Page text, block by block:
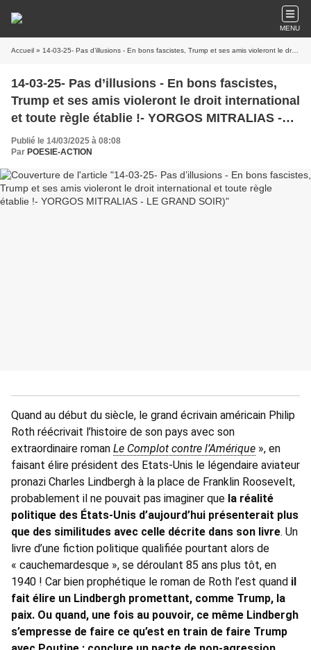
MENU
Accueil » 14-03-25- Pas d’illusions - En bons fascistes, Trump et ses amis violeront le droit international et toute règle établie !- YORGOS MITRALIAS - LE GRAND SOIR)
14-03-25- Pas d’illusions - En bons fascistes,
Trump et ses amis violeront le droit international
et toute règle établie !- YORGOS MITRALIAS -
LE GRAND SOIR)
Publié le 14/03/2025 à 08:08
Par POESIE-ACTION
Quand au début du siècle, le grand écrivain américain Philip
Roth réécrivait l’histoire de son pays avec son
extraordinaire roman Le Complot contre l’Amérique », en
faisant élire président des Etats-Unis le légendaire aviateur
pronazi Charles Lindbergh à la place de Franklin Roosevelt,
probablement il ne pouvait pas imaginer que la réalité
politique des États-Unis d’aujourd’hui présenterait plus
que des similitudes avec celle décrite dans son livre. Un
livre d’une fiction politique qualifiée pourtant alors de
« cauchemardesque », se déroulant 85 ans plus tôt, en
1940 ! Car bien prophétique le roman de Roth l’est quand il
fait élire un Lindbergh promettant, comme Trump, la
paix. Ou quand, une fois au pouvoir, ce même Lindbergh
s’empresse de faire ce qu’est en train de faire Trump